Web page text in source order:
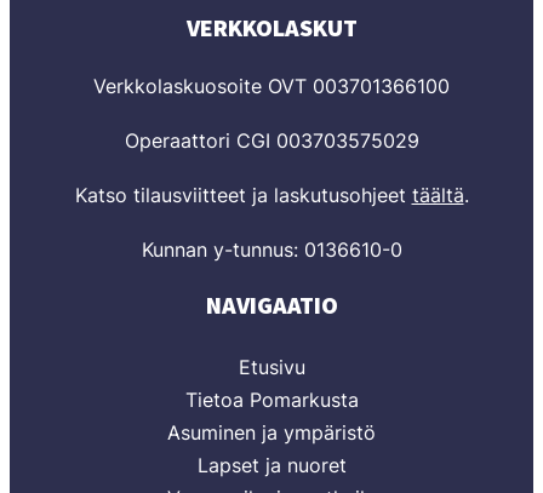
VERKKOLASKUT
Verkkolaskuosoite OVT 003701366100
Operaattori CGI 003703575029
Katso tilausviitteet ja laskutusohjeet täältä.
Kunnan y-tunnus: 0136610-0
NAVIGAATIO
Etusivu
Tietoa Pomarkusta
Asuminen ja ympäristö
Lapset ja nuoret